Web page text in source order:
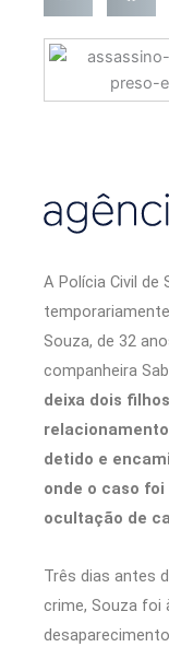
A Polícia Civil de
Souza, de 32
companheira
deixa dois
detido e
onde o caso
ocultação de
Três dias antes
crime, Souza foi